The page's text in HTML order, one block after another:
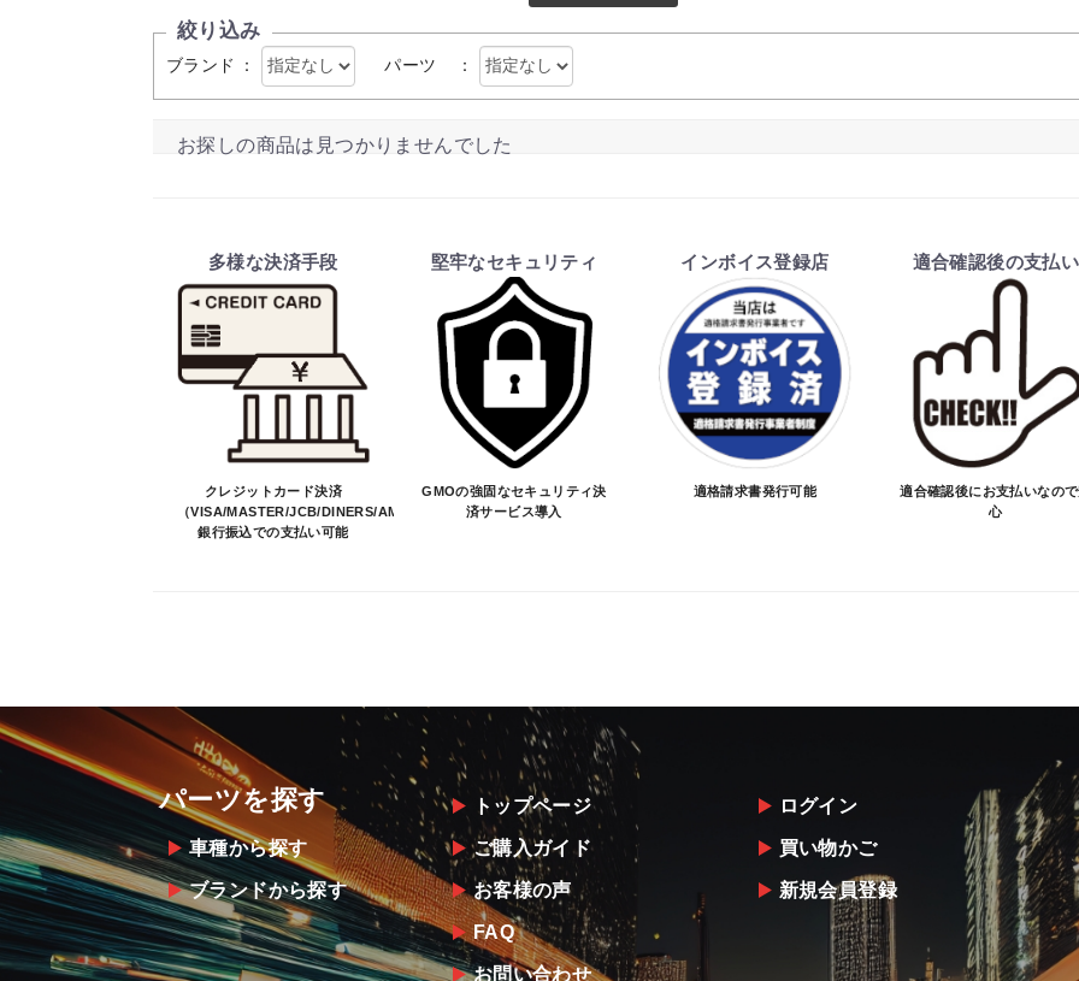
絞り込み
ブランド ： パーツ ：
お探しの商品は見つかりませんでした
多様な決済手段
クレジットカード決済
（VISA/MASTER/JCB/DINERS/AMEX）、
銀行振込での支払い可能
堅牢なセキュリティ
GMOの強固なセキュリティ決
済サービス導入
インボイス登録店
適格請求書発行可能
適合確認後の支払い
適合確認後にお支払いなの
心
パーツを探す
車種から探す
ブランドから探す
トップページ
ご購入ガイド
お客様の声
FAQ
お問い合わせ
ログイン
買い物かご
新規会員登録